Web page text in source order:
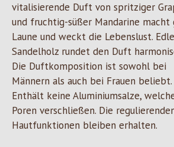
vitalisierende Duft von spritziger
und fruchtig-süßer Mandarine macht
Laune und weckt die Lebenslust.
Sandelholz rundet den Duft
Die Duftkomposition ist sowohl bei
Männern als auch bei Frauen beliebt.
Enthält keine Aluminiumsalze,
Poren verschließen. Die
Hautfunktionen bleiben erhalten.